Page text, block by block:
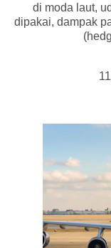
di moda laut,
dipakai, dampak